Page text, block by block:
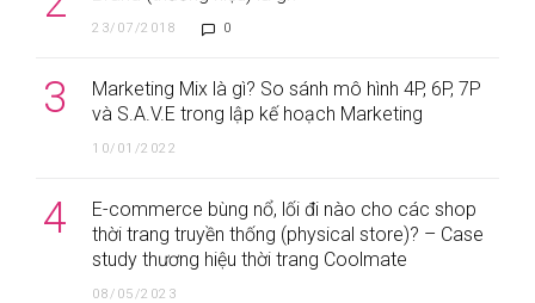
23/07/2018 0
3
Marketing Mix là gì? So sánh mô hình 4P, 6P, 7P
và S.A.V.E trong lập kế hoạch Marketing
10/01/2022
4
E-commerce bùng nổ, lối đi nào cho các shop
thời trang truyền thống (physical store)? – Case
study thương hiệu thời trang Coolmate
08/05/2023